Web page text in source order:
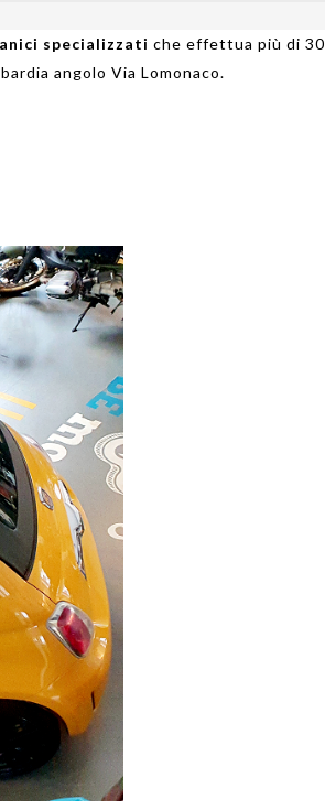
specializzati che effettua più di 30
angolo Via Lomonaco.